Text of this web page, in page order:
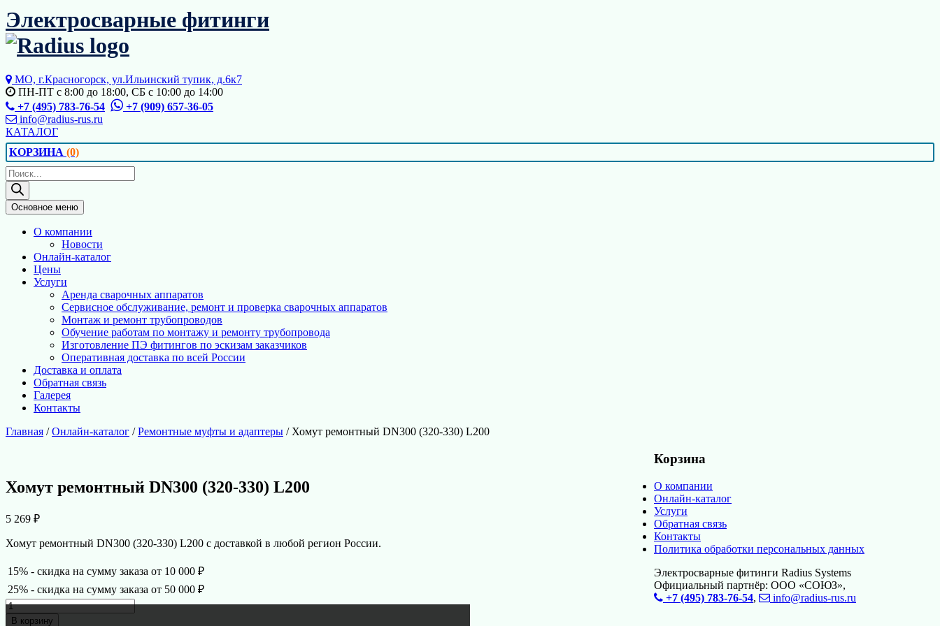
Перейти
к
содержимому
Электросварные фитинги
МО, г.Красногорск, ул.Ильинский тупик, д.6к7
ПН-ПТ с 8:00 до 18:00, СБ с 10:00 до 14:00
+7 (495) 783-76-54
+7 (909) 657-36-05
info@radius-rus.ru
КАТАЛОГ
КОРЗИНА (0)
Поиск
товаров
Основное меню
О компании
Новости
Онлайн-каталог
Цены
Услуги
Аренда сварочных аппаратов
Сервисное обслуживание, ремонт и проверка сварочных аппаратов
Монтаж и ремонт трубопроводов
Обучение работам по монтажу и ремонту трубопровода
Изготовление ПЭ фитингов по эскизам заказчиков
Оперативная доставка по всей России
Доставка и оплата
Обратная связь
Галерея
Контакты
Главная /Онлайн-каталог /Ремонтные муфты и адаптеры / Хомут ремонтный DN300 (320-330) L200
Хомут ремонтный DN300 (320-330) L200
5 269 ₽
Хомут ремонтный DN300 (320-330) L200 с доставкой в любой регион России.
15% - скидка на сумму заказа от 10 000 ₽
25% - скидка на сумму заказа от 50 000 ₽
Количество
товара
В корзину
Корзина
О компании
Онлайн-каталог
Услуги
Обратная связь
Контакты
Политика обработки персональных данных
Электросварные фитинги Radius Systems
Официальный партнёр: ООО «СОЮЗ»,
+7 (495) 783-76-54, info@radius-rus.ru